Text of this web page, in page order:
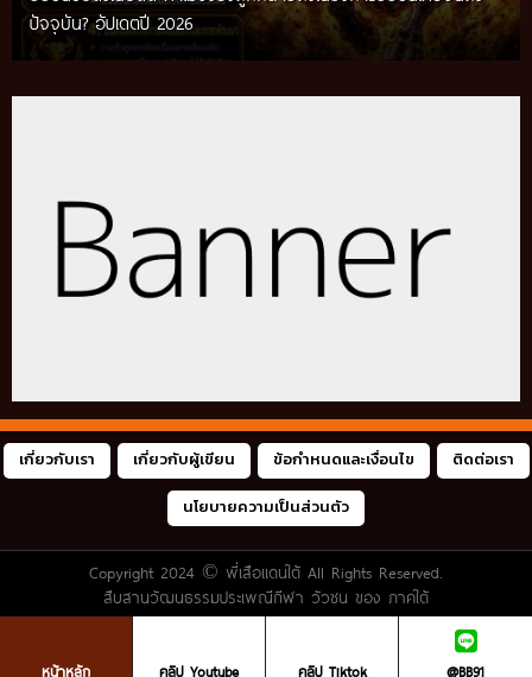
ปัจจุบัน? อัปเดตปี 2026
กติกาวัวชนสมัยก่อน วิถีการแข่งขันดั้งเดิมที่สืบทอดผ่านภูมิปัญญา
ท้องถิ่น อัปเดตปี 2026
เกี่ยวกับเรา เกี่ยวกับผู้เขียน ข้อกำหนดและเงื่อนไข ติดต่อเรา
นโยบายความเป็นส่วนตัว
Copyright 2024 © พี่เสือแดนใต้ All Rights Reserved.
สืบสานวัฒนธรรมประเพณีกีฬา วัวชน ของ ภาคใต้
หน้าหลัก คลิป Youtube คลิป Tiktok @BB91